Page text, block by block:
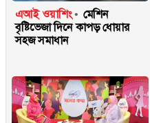
এআই ওয়াশিং
মেশিন
বৃষ্টিভেজা দিনে কাপড় ধোয়ার
সহজ সমাধান